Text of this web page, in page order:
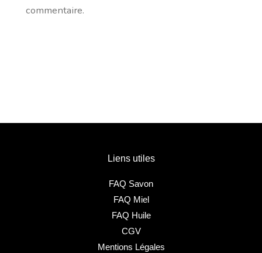
commentaire.
Liens utiles
FAQ Savon
FAQ Miel
FAQ Huile
CGV
Mentions Légales